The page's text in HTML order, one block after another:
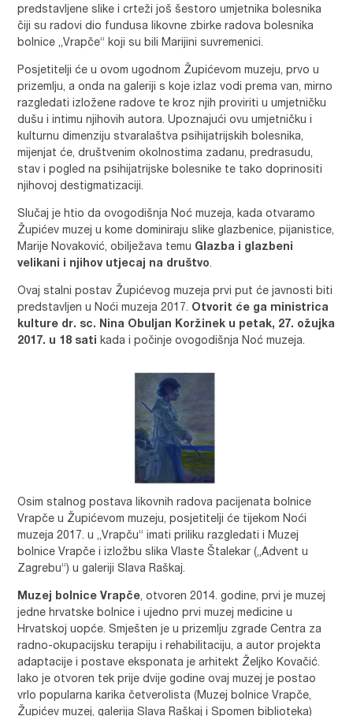
predstavljene slike i crteži još šestoro umjetnika bolesnika
čiji su radovi dio fundusa likovne zbirke radova bolesnika
bolnice „Vrapče“ koji su bili Marijini suvremenici.
Posjetitelji će u ovom ugodnom Župićevom muzeju, prvo u
prizemlju, a onda na galeriji s koje izlaz vodi prema van, mirno
razgledati izložene radove te kroz njih proviriti u umjetničku
dušu i intimu njihovih autora. Upoznajući ovu umjetničku i
kulturnu dimenziju stvaralaštva psihijatrijskih bolesnika,
mijenjat će, društvenim okolnostima zadanu, predrasudu,
stav i pogled na psihijatrijske bolesnike te tako doprinositi
njihovoj destigmatizaciji.
Slučaj je htio da ovogodišnja Noć muzeja, kada otvaramo
Župićev muzej u kome dominiraju slike glazbenice, pijanistice,
Marije Novaković, obilježava temu Glazba i glazbeni
velikani i njihov utjecaj na društvo.
Ovaj stalni postav Župićevog muzeja prvi put će javnosti biti
predstavljen u Noći muzeja 2017. Otvorit će ga ministrica
kulture dr. sc. Nina Obuljan Koržinek u petak, 27. ožujka
2017. u 18 sati kada i počinje ovogodišnja Noć muzeja.
Osim stalnog postava likovnih radova pacijenata bolnice
Vrapče u Župićevom muzeju, posjetitelji će tijekom Noći
muzeja 2017. u „Vrapču“ imati priliku razgledati i Muzej
bolnice Vrapče i izložbu slika Vlaste Štalekar („Advent u
Zagrebu“) u galeriji Slava Raškaj.
Muzej bolnice Vrapče, otvoren 2014. godine, prvi je muzej
jedne hrvatske bolnice i ujedno prvi muzej medicine u
Hrvatskoj uopće. Smješten je u prizemlju zgrade Centra za
radno-okupacijsku terapiju i rehabilitaciju, a autor projekta
adaptacije i postave eksponata je arhitekt Željko Kovačić.
Iako je otvoren tek prije dvije godine ovaj muzej je postao
vrlo popularna karika četverolista (Muzej bolnice Vrapče,
Župićev muzej, galerija Slava Raškaj i Spomen biblioteka)